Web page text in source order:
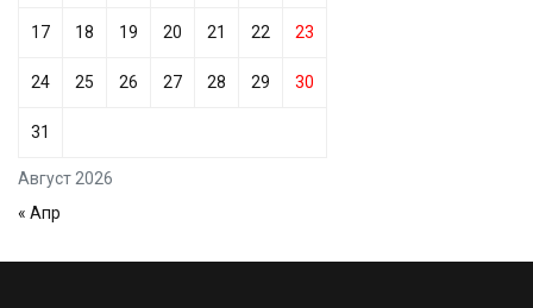
Август 2026
17 18 19 20 21 22 23
24 25 26 27 28 29 30
31
« Апр